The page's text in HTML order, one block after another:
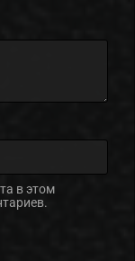
в этом